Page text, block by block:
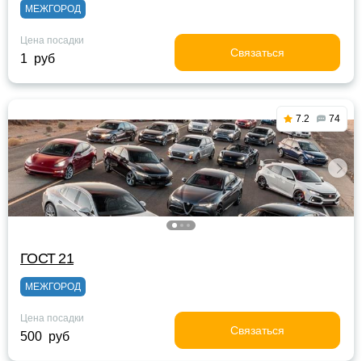
МЕЖГОРОД
Цена посадки
1 руб Связаться
7.2 74
ГОСТ 21
МЕЖГОРОД
Цена посадки
500 руб Связаться